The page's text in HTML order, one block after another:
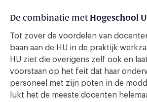
De combinatie metHogeschool
Tot zover de voordelen van
baan aan de HU in de praktijk
HU ziet die overigens zelf ook en
voorstaan op het feit dat haar
personeel met zijn poten in de
lukt het de meeste docenten